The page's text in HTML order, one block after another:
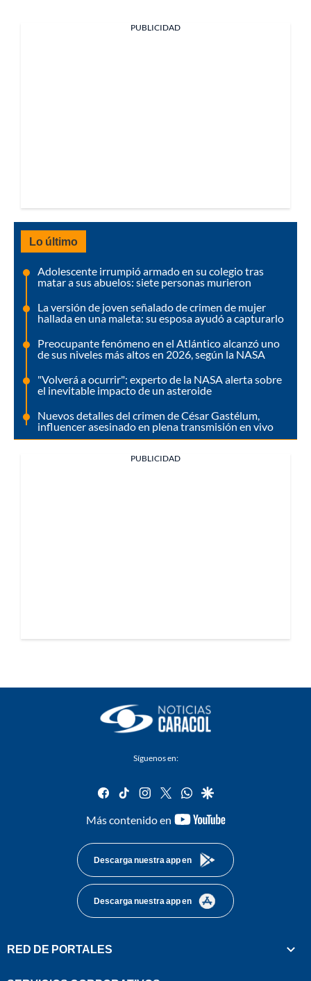
PUBLICIDAD
Lo último
Adolescente irrumpió armado en su colegio tras
matar a sus abuelos: siete personas murieron
La versión de joven señalado de crimen de mujer
hallada en una maleta: su esposa ayudó a capturarlo
Preocupante fenómeno en el Atlántico alcanzó uno
de sus niveles más altos en 2026, según la NASA
"Volverá a ocurrir": experto de la NASA alerta sobre
el inevitable impacto de un asteroide
Nuevos detalles del crimen de César Gastélum,
influencer asesinado en plena transmisión en vivo
PUBLICIDAD
Síguenos en:
facebook
tiktok instagram
twitterwhatsapp
google
Más contenido en
youtube-
Descarga nuestra app en
Descarga nuestra app en
RED DE PORTALES